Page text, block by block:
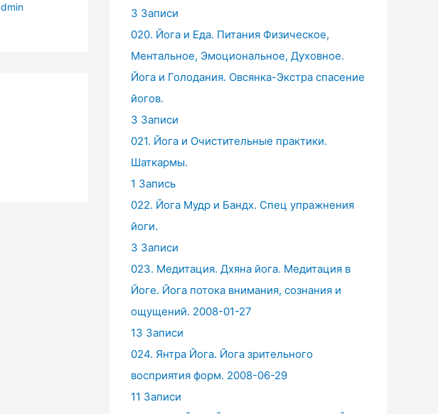
3 Записи
020. Йога и Еда. Питания Физическое,
Ментальное, Эмоциональное, Духовное.
Йога и Голодания. Овсянка-Экстра спасение
йогов.
3 Записи
021. Йога и Очистительные практики.
Шаткармы.
1 Запись
022. Йога Мудр и Бандх. Спец упражнения
йоги.
3 Записи
023. Медитация. Дхяна йога. Медитация в
Йоге. Йога потока внимания, сознания и
ощущений. 2008-01-27
13 Записи
024. Янтра Йога. Йога зрительного
восприятия форм. 2008-06-29
11 Записи